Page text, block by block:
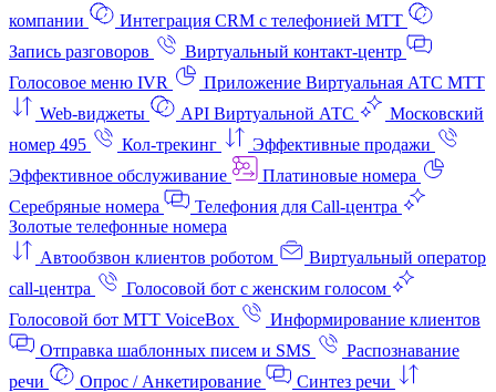
компании
Интеграция CRM с телефонией МТТ
Запись разговоров
Виртуальный контакт‑центр
Голосовое меню IVR
Приложение Виртуальная АТС МТТ
Web-виджеты
API Виртуальной АТС
Московский
номер 495
Кол-трекинг
Эффективные продажи
Эффективное обслуживание
Платиновые номера
Серебряные номера
Телефония для Call-центра
Золотые телефонные номера
Автообзвон клиентов роботом
Виртуальный оператор
call-центра
Голосовой бот с женским голосом
Голосовой бот МТТ VoiceBox
Информирование клиентов
Отправка шаблонных писем и SMS
Распознавание
речи
Опрос / Анкетирование
Синтез речи